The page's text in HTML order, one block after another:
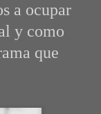
a ocupar
y como
que